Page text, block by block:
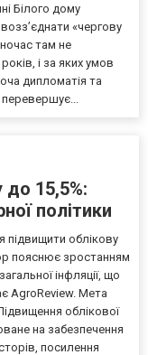
Білого дому
«чергову
там не
і за яких умов
дипломатія та
до 15,5%:
політики
підвищити облікову
пояснює зростанням
інфляції, що
AgroReview. Мета
облікової
на забезпечення
посилення